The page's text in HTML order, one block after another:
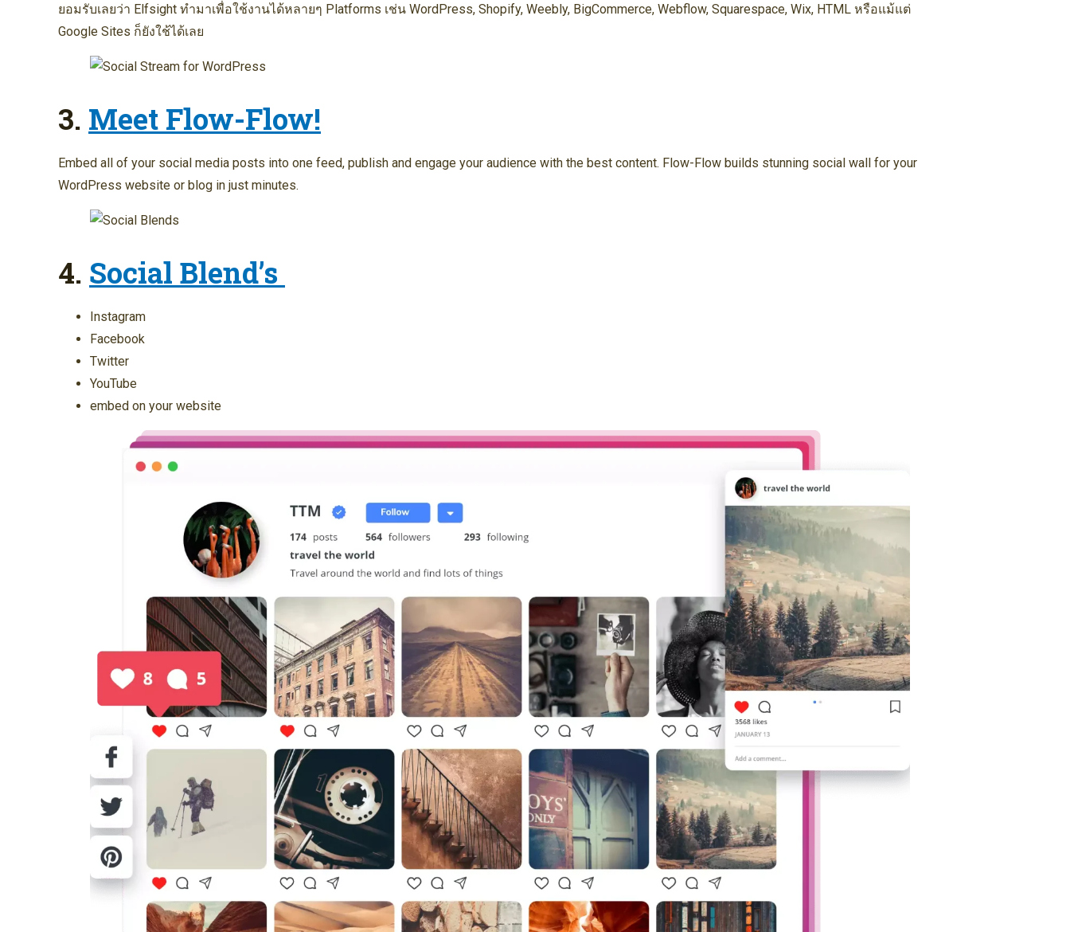
ยอมรับเลยว่า Elfsight ทำมาเพื่อใช้งานได้หลายๆ Platforms เช่น WordPress, Shopify, Weebly, BigCommerce, Webflow, Squarespace, Wix, HTML หรือแม้แต่
Google Sites ก็ยังใช้ได้เลย
3. Meet Flow-Flow!
Embed all of your social media posts into one feed, publish and engage your audience with the best content. Flow-Flow builds stunning social wall for your
WordPress website or blog in just minutes.
4. Social Blend’s
Instagram
Facebook
Twitter
YouTube
embed on your website